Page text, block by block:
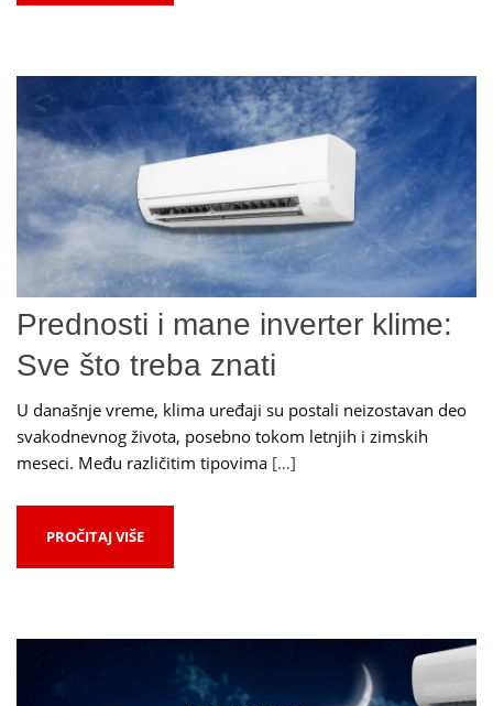
Prednosti i mane inverter klime:
Sve što treba znati
U današnje vreme, klima uređaji su postali neizostavan deo
svakodnevnog života, posebno tokom letnjih i zimskih
meseci. Među različitim tipovima […]
PROČITAJ VIŠE